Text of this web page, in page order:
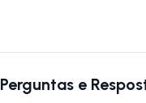
o processo. Antes da
Perguntas e